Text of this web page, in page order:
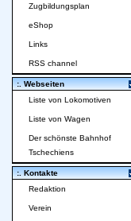
Zugbildungsplan
eShop
Links
RSS channel
:. Webseiten
Liste von Lokomotiven
Liste von Wagen
Der schönste Bahnhof
Tschechiens
:. Kontakte
Redaktion
Verein